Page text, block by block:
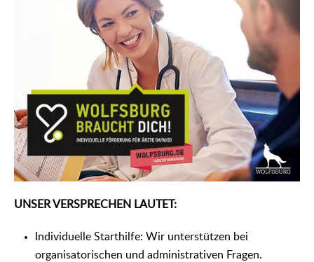
UNSER VERSPRECHEN LAUTET:
Individuelle Starthilfe: Wir unterstützen bei
organisatorischen und administrativen Fragen.